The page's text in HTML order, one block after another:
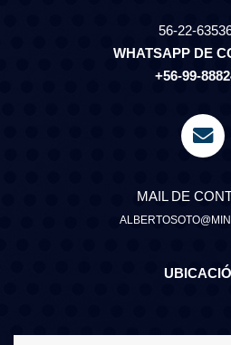
56-22-
WHATSAPP DE
+56-99-
MAIL DE